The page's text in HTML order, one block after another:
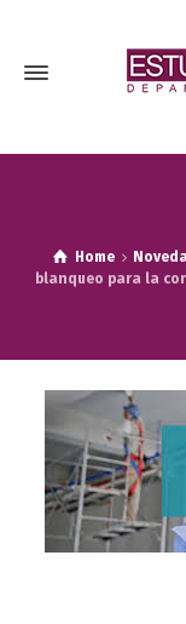
Home
blanqueo para la